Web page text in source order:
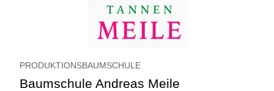
PRODUKTIONSBAUMSCHULE
Baumschule Andreas Meile